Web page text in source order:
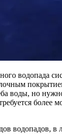
водопада
воды, но
более
водопадов, в